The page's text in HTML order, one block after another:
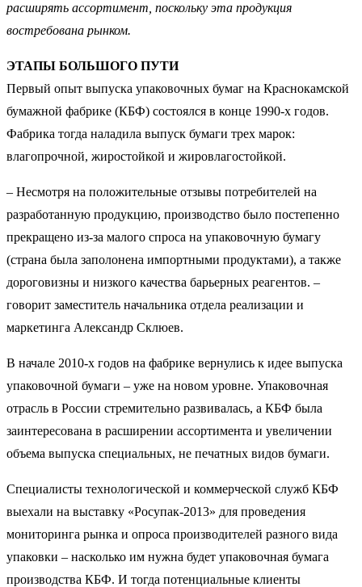
расширять ассортимент, поскольку эта продукция
востребована рынком.
ЭТАПЫ БОЛЬШОГО ПУТИ
Первый опыт выпуска упаковочных бумаг на Краснокамской
бумажной фабрике (КБФ) состоялся в конце 1990-х годов.
Фабрика тогда наладила выпуск бумаги трех марок:
влагопрочной, жиростойкой и жировлагостойкой.
– Несмотря на положительные отзывы потребителей на
разработанную продукцию, производство было постепенно
прекращено из-за малого спроса на упаковочную бумагу
(страна была заполонена импортными продуктами), а также
дороговизны и низкого качества барьерных реагентов. –
говорит заместитель начальника отдела реализации и
маркетинга Александр Склюев.
В начале 2010-х годов на фабрике вернулись к идее выпуска
упаковочной бумаги – уже на новом уровне. Упаковочная
отрасль в России стремительно развивалась, а КБФ была
заинтересована в расширении ассортимента и увеличении
объема выпуска специальных, не печатных видов бумаги.
Специалисты технологической и коммерческой служб КБФ
выехали на выставку «Росупак-2013» для проведения
мониторинга рынка и опроса производителей разного вида
упаковки – насколько им нужна будет упаковочная бумага
производства КБФ. И тогда потенциальные клиенты